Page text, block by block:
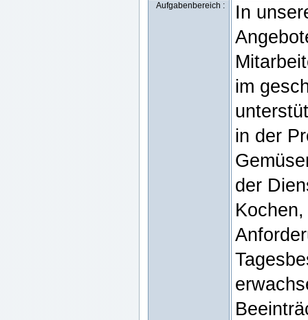
Aufgabenbereich :
In
im
in der
der